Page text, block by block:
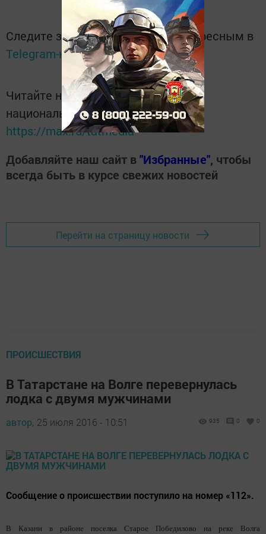
Следите за самым важным и интересным в
Telegram-каналеТатмедиа
Читайте новости Татарстана в
национальном мессенджере MАХ:
https://max.ru/tatmedia
Добавляйте наш сайт в"Избранные", чтобы
всегда быть в курсе свежих новостей
Перейти на страницу новости
ПРОИСШЕСТВИЯ
В Татарстане на Волге перевернулась
лодка с двумя мужчинами
автор, 25 июля 2016 - 10:51 935 0 0
Сообщение о происшествии поступило на номер «112».
В Казани в районе поселка Старое Победилово на реке Волга